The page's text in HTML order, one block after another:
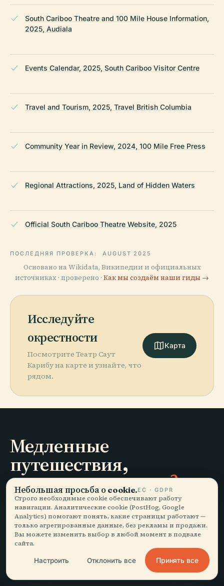
South Cariboo Theatre and 100 Mile House Information,
2025, Audiala
Events Calendar, 2025, South Cariboo Visitor Centre
Travel and Tourism, 2025, Travel British Columbia
Community Year in Review, 2024, 100 Mile Free Press
Regional Attractions, 2025, Land of Hidden Waters
Official South Cariboo Theatre Website, 2025
ПОСЛЕДНЯЯ ПРОВЕРКА: AUGUST 2025
Основано на Wikidata, Википедии и официальных
источниках · проверено · Как мы создаём наши гиды →
Исследуйте
окрестности
Посмотрите Театр Саут
Карибу на карте и узнайте, что
рядом.
Карта
Медленные
путешествия,
рассказанные как надо.
ОСТАВАЙТЕСЬ В КУРСЕ
Присоединиться
Небольшая просьба о cookie.ЕС · GDPR
Строго необходимые cookie обеспечивают работу
навигации. Аналитические cookie (PostHog, Google
Analytics) помогают понять, какие страницы работают —
только агрегированные данные, без рекламы и продажи.
Вы можете изменить выбор в любой момент в подвале
сайта.
Настроить Отклонить все Принять все